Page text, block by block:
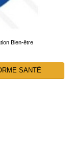
Bien-être
SANTÉ